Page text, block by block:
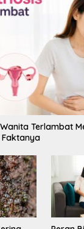
Terlambat
Faktanya